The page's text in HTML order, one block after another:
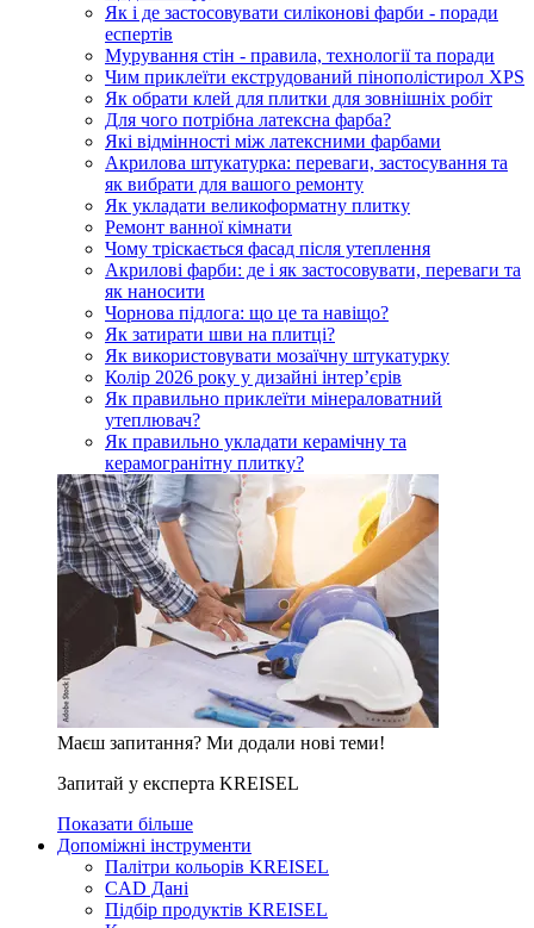
Як і де застосовувати силіконові фарби - поради
еспертів
Мурування стін - правила, технології та поради
Чим приклеїти екструдований пінополістирол XPS
Як обрати клей для плитки для зовнішніх робіт
Для чого потрібна латексна фарба?
Які відмінності між латексними фарбами
Акрилова штукатурка: переваги, застосування та
як вибрати для вашого ремонту
Як укладати великоформатну плитку
Ремонт ванної кімнати
Чому тріскається фасад після утеплення
Акрилові фарби: де і як застосовувати, переваги та
як наносити
Чорнова підлога: що це та навіщо?
Як затирати шви на плитці?
Як використовувати мозаїчну штукатурку
Колір 2026 року у дизайні інтерʼєрів
Як правильно приклеїти мінераловатний
утеплювач?
Як правильно укладати керамічну та
керамогранітну плитку?
Маєш запитання? Ми додали нові теми!
Запитай у експерта KREISEL
Показати більше
Допоміжні інструменти
Палітри кольорів KREISEL
CAD Дані
Підбір продуктів KREISEL